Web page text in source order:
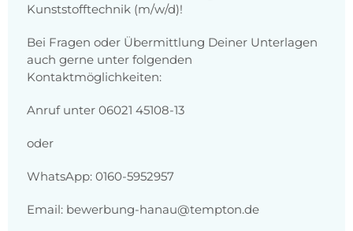
Kunststofftechnik (m/w/d)!
Bei Fragen oder Übermittlung Deiner Unterlagen
auch gerne unter folgenden
Kontaktmöglichkeiten:
Anruf unter 06021 45108-13
oder
WhatsApp: 0160-5952957
Email: bewerbung-hanau@tempton.de